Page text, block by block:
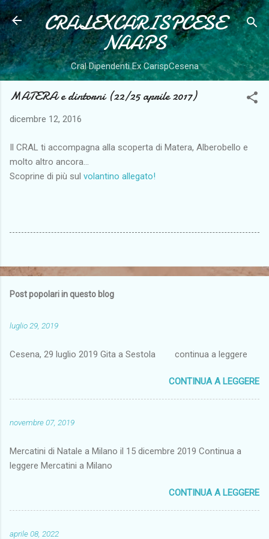
Passa ai contenuti principali
CRALEXCARISPCESE
NAAPS
Cral Dipendenti Ex CarispCesena
MATERA e dintorni (22/25 aprile 2017)
dicembre 12, 2016
Il CRAL ti accompagna alla scoperta di Matera, Alberobello e
molto altro ancora...
Scoprine di più sul volantino allegato!
Post popolari in questo blog
luglio 29, 2019
Cesena, 29 luglio 2019 Gita a Sestola continua a leggere
CONTINUA A LEGGERE
novembre 07, 2019
Mercatini di Natale a Milano il 15 dicembre 2019 Continua a
leggere Mercatini a Milano
CONTINUA A LEGGERE
aprile 08, 2022